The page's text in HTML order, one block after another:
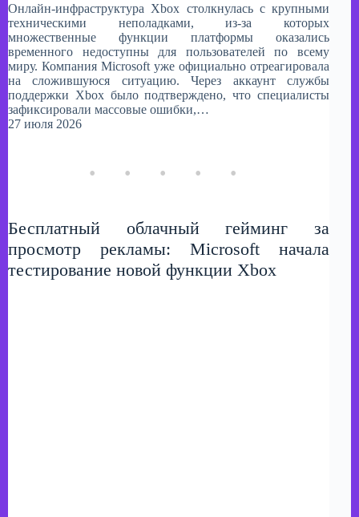
Онлайн-инфраструктура Xbox столкнулась с крупными
техническими неполадками, из-за которых
множественные функции платформы оказались
временного недоступны для пользователей по всему
миру. Компания Microsoft уже официально отреагировала
на сложившуюся ситуацию. Через аккаунт службы
поддержки Xbox было подтверждено, что специалисты
зафиксировали массовые ошибки,…
27 июля 2026
Бесплатный облачный гейминг за
просмотр рекламы: Microsoft начала
тестирование новой функции Xbox